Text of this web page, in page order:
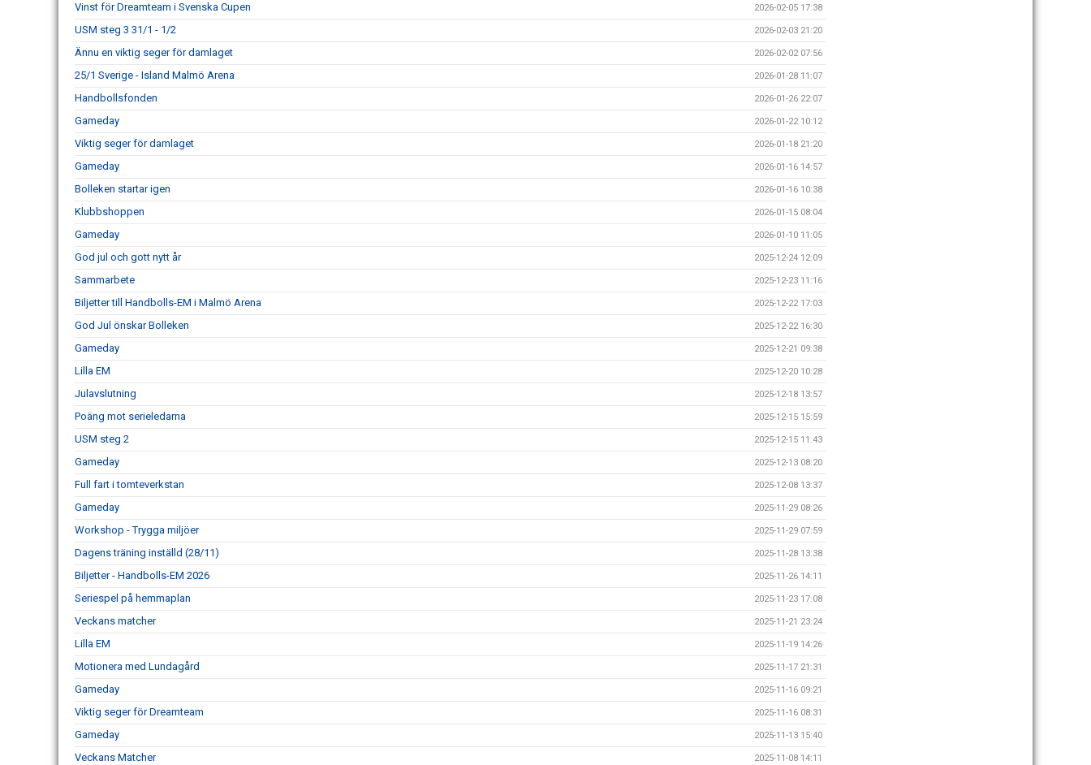
Vinst för Dreamteam i Svenska Cupen 2026-02-05 17:38
USM steg 3 31/1 - 1/2 2026-02-03 21:20
Ännu en viktig seger för damlaget 2026-02-02 07:56
25/1 Sverige - Island Malmö Arena 2026-01-28 11:07
Handbollsfonden 2026-01-26 22:07
Gameday 2026-01-22 10:12
Viktig seger för damlaget 2026-01-18 21:20
Gameday 2026-01-16 14:57
Bolleken startar igen 2026-01-16 10:38
Klubbshoppen 2026-01-15 08:04
Gameday 2026-01-10 11:05
God jul och gott nytt år 2025-12-24 12:09
Sammarbete 2025-12-23 11:16
Biljetter till Handbolls-EM i Malmö Arena 2025-12-22 17:03
God Jul önskar Bolleken 2025-12-22 16:30
Gameday 2025-12-21 09:38
Lilla EM 2025-12-20 10:28
Julavslutning 2025-12-18 13:57
Poäng mot serieledarna 2025-12-15 15:59
USM steg 2 2025-12-15 11:43
Gameday 2025-12-13 08:20
Full fart i tomteverkstan 2025-12-08 13:37
Gameday 2025-11-29 08:26
Workshop - Trygga miljöer 2025-11-29 07:59
Dagens träning inställd (28/11) 2025-11-28 13:38
Biljetter - Handbolls-EM 2026 2025-11-26 14:11
Seriespel på hemmaplan 2025-11-23 17:08
Veckans matcher 2025-11-21 23:24
Lilla EM 2025-11-19 14:26
Motionera med Lundagård 2025-11-17 21:31
Gameday 2025-11-16 09:21
Viktig seger för Dreamteam 2025-11-16 08:31
Gameday 2025-11-13 15:40
Veckans Matcher 2025-11-08 14:11